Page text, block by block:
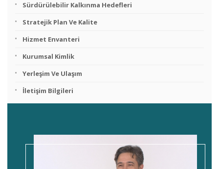
Sürdürülebilir Kalkınma Hedefleri
Stratejik Plan Ve Kalite
Hizmet Envanteri
Kurumsal Kimlik
Yerleşim Ve Ulaşım
İletişim Bilgileri